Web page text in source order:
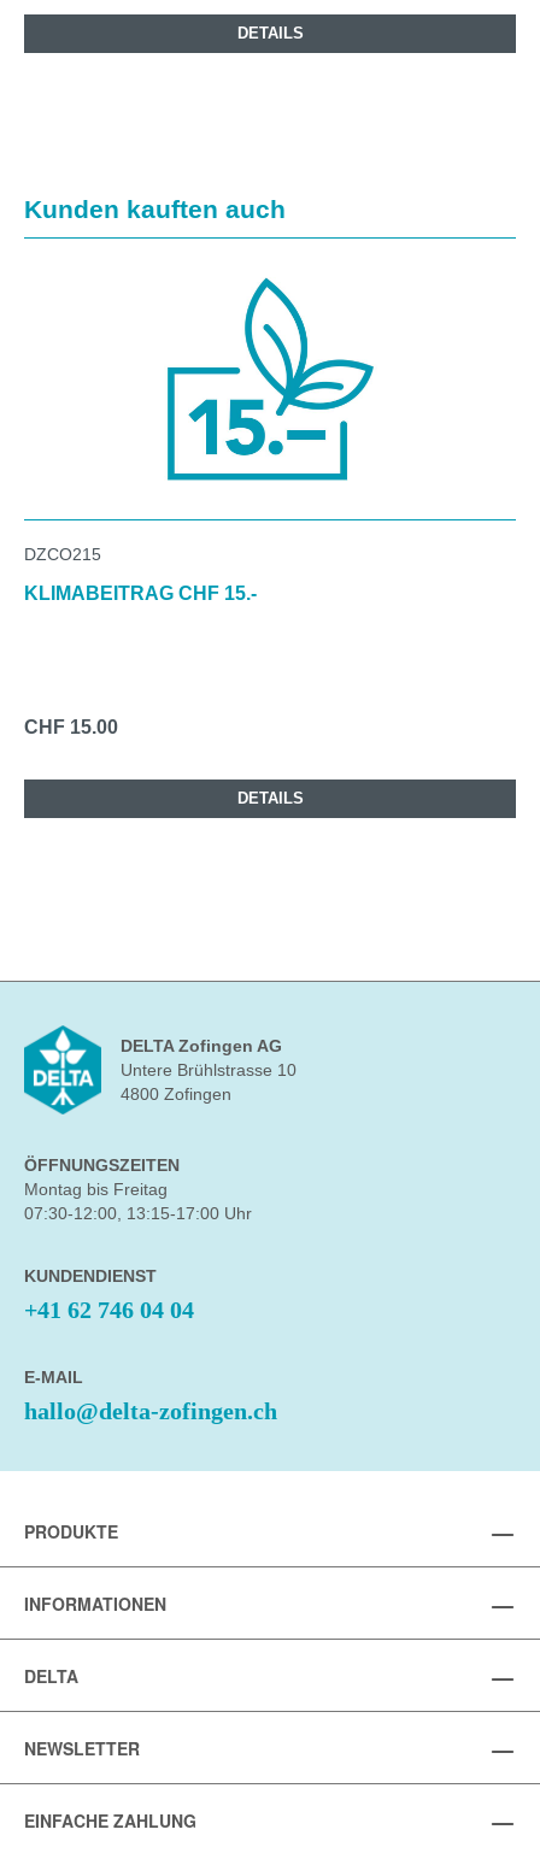
DETAILS
Produktgalerie überspringen
Kunden kauften auch
DZCO215
KLIMABEITRAG CHF 15.-
CHF 15.00
DETAILS
DELTA Zofingen AG
Untere Brühlstrasse 10
4800 Zofingen
ÖFFNUNGSZEITEN
Montag bis Freitag
07:30-12:00, 13:15-17:00 Uhr
KUNDENDIENST
+41 62 746 04 04
E-MAIL
hallo@delta-zofingen.ch
PRODUKTE
INFORMATIONEN
DELTA
NEWSLETTER
EINFACHE ZAHLUNG